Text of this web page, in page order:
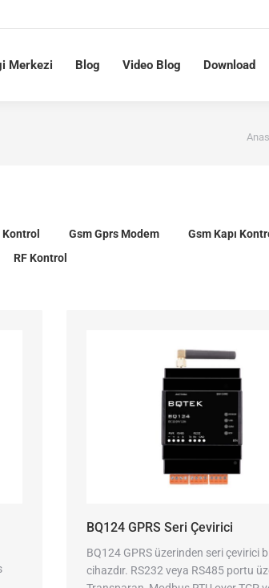
Merkezi Blog Video Blog Download
Gsm Gprs Modem
Gsm Kapı
RF Kontrol
BQ124 GPRS Seri Çevirici
BQ124 GPRS üzerinden seri çevirici
cihazdır. RS232 veya RS485 portu